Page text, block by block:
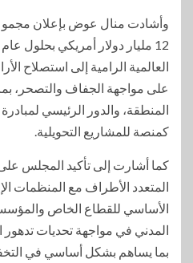
وأشادت منال عوض بإعلان
العالمية الرامية إلى استصلاح
على مواجهة الجفاف والتصحر، بما
المنطقة، والدور الرئيسي
كمنصة للمشاريع التحويلية.
كما أشارت إلى تأكيد المجلس على
المتعدد الأطراف مع المنظمات
الأساسي للقطاع الخاص
المدني في مواجهة تحديات
بما يساهم بشكل أساسي في